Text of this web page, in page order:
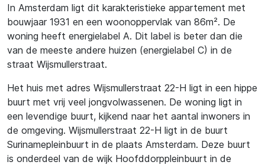
In Amsterdam ligt dit karakteristieke appartement met
bouwjaar 1931 en een woonoppervlak van 86m². De
woning heeft energielabel A. Dit label is beter dan die
van de meeste andere huizen (energielabel C) in de
straat Wijsmullerstraat.
Het huis met adres Wijsmullerstraat 22-H ligt in een hippe
buurt met vrij veel jongvolwassenen. De woning ligt in
een levendige buurt, kijkend naar het aantal inwoners in
de omgeving. Wijsmullerstraat 22-H ligt in de buurt
Surinamepleinbuurt in de plaats Amsterdam. Deze buurt
is onderdeel van de wijk Hoofddorppleinbuurt in de